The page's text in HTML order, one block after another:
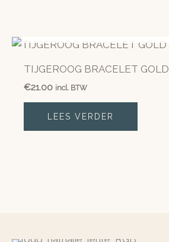
TIJGEROOG BRACELET GOLD
€21.00 incl. BTW
LEES VERDER